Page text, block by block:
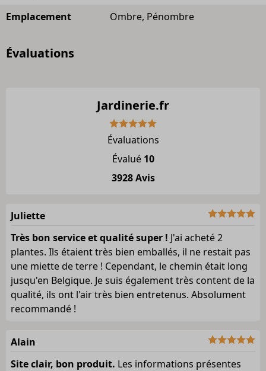
Emplacement
Ombre, Pénombre
Évaluations
Jardinerie.fr
Évaluations
Évalué 10
3928 Avis
Juliette
Très bon service et qualité super ! J'ai acheté 2
plantes. Ils étaient très bien emballés, il ne restait pas
une miette de terre ! Cependant, le chemin était long
jusqu'en Belgique. Je suis également très content de la
qualité, ils ont l'air très bien entretenus. Absolument
recommandé !
Alain
Site clair, bon produit. Les informations présentes